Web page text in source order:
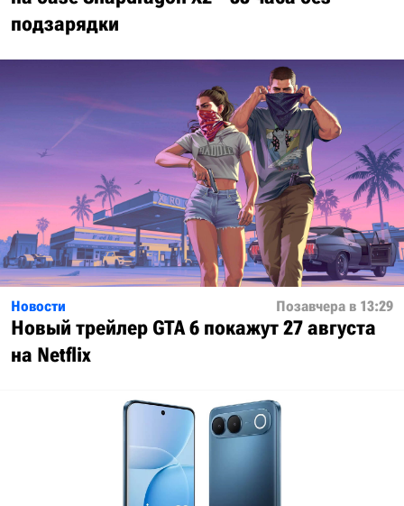
подзарядки
Новости Позавчера в 13:29
Новый трейлер GTA 6 покажут 27 августа
на Netflix